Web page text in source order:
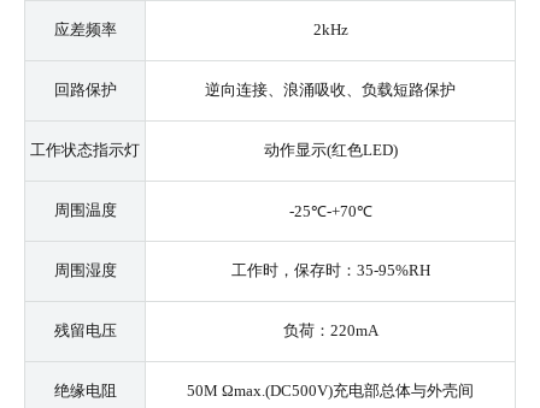
应差频率 2kHz
回路保护 逆向连接、浪涌吸收、负载短路保护
工作状态指示灯 动作显示(红色LED)
周围温度 -25℃-+70℃
周围湿度 工作时，保存时：35-95%RH
残留电压 负荷：220mA
绝缘电阻 50M Ωmax.(DC500V)充电部总体与外壳间